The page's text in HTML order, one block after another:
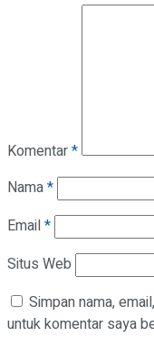
Komentar*
Nama*
Email*
Situs Web
Simpan nama,
untuk komentar saya